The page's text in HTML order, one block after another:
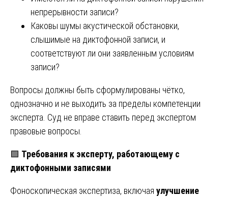
непрерывности записи?
Каковы шумы акустической обстановки,
слышимые на диктофонной записи, и
соответствуют ли они заявленным условиям
записи?
Вопросы должны быть сформулированы чётко,
однозначно и не выходить за пределы компетенции
эксперта. Суд не вправе ставить перед экспертом
правовые вопросы.
🟩 Требования к эксперту, работающему с
диктофонными записями
Фоноскопическая экспертиза, включая улучшение